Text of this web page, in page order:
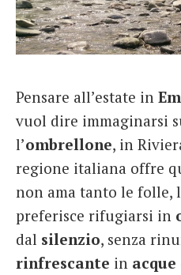
German
English
French
Italiano
Pensare all’estate in
vuol dire immaginarsi
l’ombrellone, in
regione italiana offre
non ama tanto le folle,
preferisce rifugiarsi in
dal silenzio, senza
rinfrescante in acque